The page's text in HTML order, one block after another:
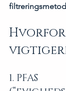
Hvorfor
1. PFAS